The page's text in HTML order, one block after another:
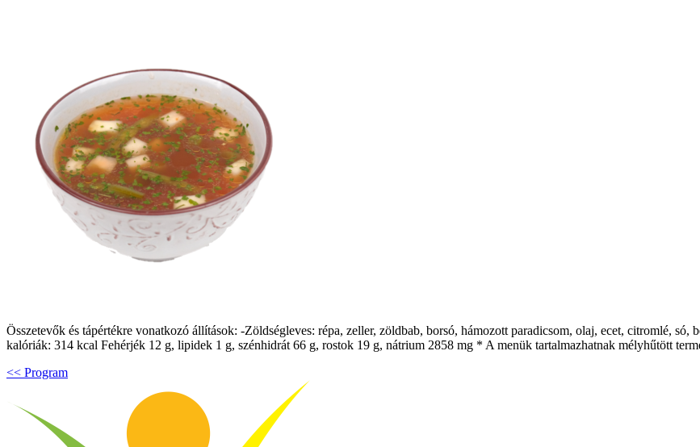
Összetevők és tápértékre vonatkozó állítások: -Zöldségleves: répa, zeller, zöldbab, borsó, hámozott paradicsom, olaj, ecet, citromlé,
kalóriák: 314 kcal Fehérjék 12 g, lipidek 1 g, szénhidrát 66 g, rostok 19 g, nátrium 2858 mg * A menük tartalmazhatnak mélyhűtött
<< Program